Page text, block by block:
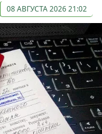
08 АВГУСТА 2026 21:02